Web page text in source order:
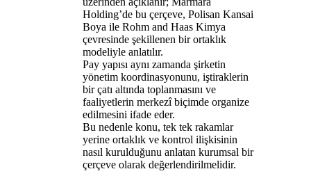
Holding’de bu çerçeve, Polisan Kansai
Boya ile Rohm and Haas Kimya
çevresinde şekillenen bir ortaklık
modeliyle anlatılır.
Pay yapısı aynı zamanda şirketin
yönetim koordinasyonunu, iştiraklerin
bir çatı altında toplanmasını ve
faaliyetlerin merkezî biçimde organize
edilmesini ifade eder.
Bu nedenle konu, tek tek rakamlar
yerine ortaklık ve kontrol ilişkisinin
nasıl kurulduğunu anlatan kurumsal bir
çerçeve olarak değerlendirilmelidir.